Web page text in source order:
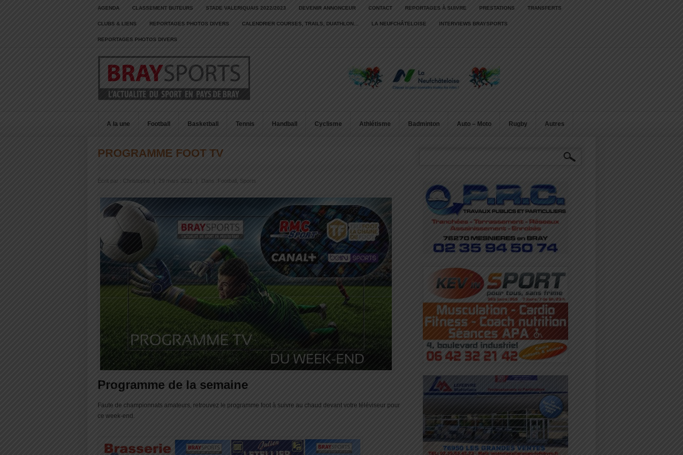
AGENDA CLASSEMENT BUTEURS STADE VALERIQUAIS 2022/2023 DEVENIR ANNONCEUR CONTACT REPORTAGES À SUIVRE PRESTATIONS TRANSFERTS
CLUBS & LIENS REPORTAGES PHOTOS DIVERS CALENDRIER COURSES, TRAILS, DUATHLON… LA NEUFCHÂTELOISE INTERVIEWS BRAYSPORTS
REPORTAGES PHOTOS DIVERS
A la une Football Basketball Tennis Handball Cyclisme Athlétisme Badminton Auto – Moto Rugby Autres
PROGRAMME FOOT TV
Écrit par : Christophe 29 mars 2021 | Dans : Football Sports
Programme de la semaine
Faute de championnats amateurs, retrouvez le programme foot à suivre au chaud devant votre téléviseur pour
ce week-end.